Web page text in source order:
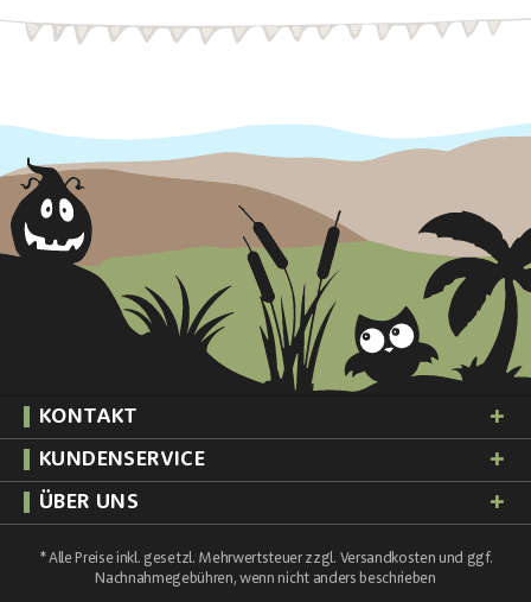
KONTAKT
KUNDENSERVICE
ÜBER UNS
* Alle Preise inkl. gesetzl. Mehrwertsteuer zzgl. Versandkosten und ggf.
Nachnahmegebühren, wenn nicht anders beschrieben